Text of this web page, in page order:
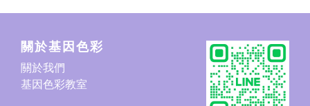
關於基因色彩
關於我們
基因色彩教室